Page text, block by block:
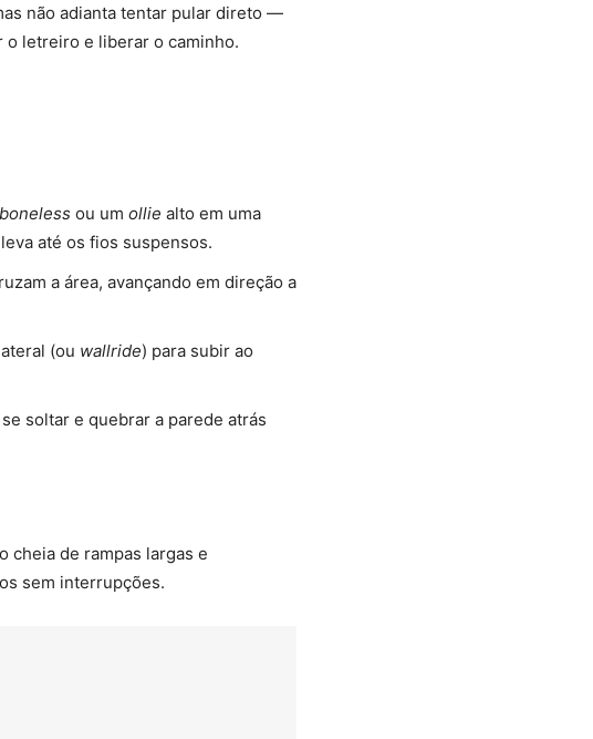
não adianta tentar pular direto —
o letreiro e liberar o caminho.
boneless ou um ollie alto em uma
até os fios suspensos.
a área, avançando em direção a
(ou wallride) para subir ao
soltar e quebrar a parede atrás
cheia de rampas largas e
sem interrupções.